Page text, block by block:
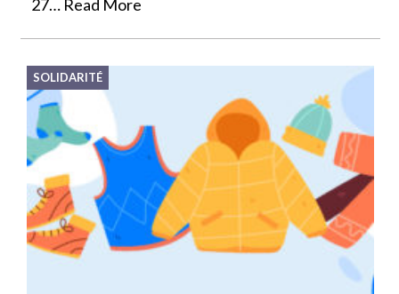
27… Read More
SOLIDARITÉ